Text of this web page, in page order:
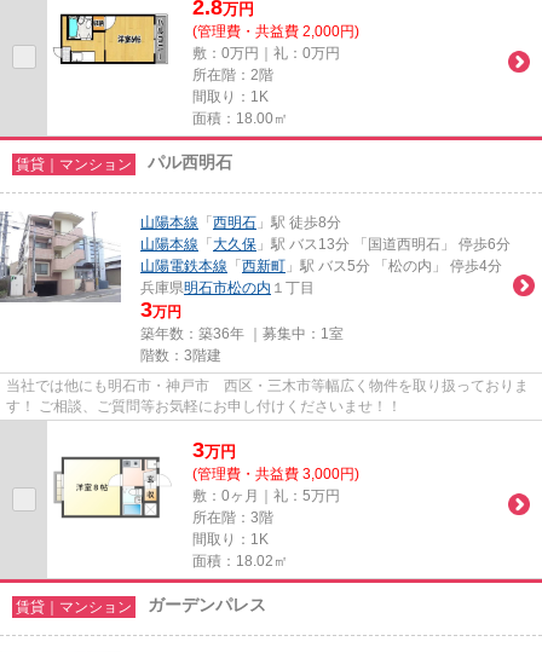
2.8万円
(管理費・共益費 2,000円)
敷：0万円｜礼：0万円
所在階：2階
間取り：1K
面積：18.00㎡
賃貸｜マンション パル西明石
山陽本線 「 西明石 」駅 徒歩8分
山陽本線 「 大久保 」駅 バス13分 「国道西明石」 停歩6分
山陽電鉄本線 「 西新町 」駅 バス5分 「松の内」 停歩4分
兵庫県明石市松の内 １丁目
3万円
築年数：築36年 ｜募集中： 1室
階数：3階建
当社では他にも明石市・神戸市 西区・三木市等幅広く物件を取り扱っておりま
す！ ご相談、ご質問等お気軽にお申し付けくださいませ！！
3万円
(管理費・共益費 3,000円)
敷：0ヶ月｜礼：5万円
所在階：3階
間取り：1K
面積：18.02㎡
賃貸｜マンション ガーデンパレス